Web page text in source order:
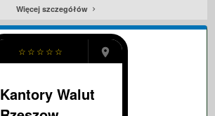
Więcej szczegółów
☆
☆
☆
☆
☆
Kantory Walut